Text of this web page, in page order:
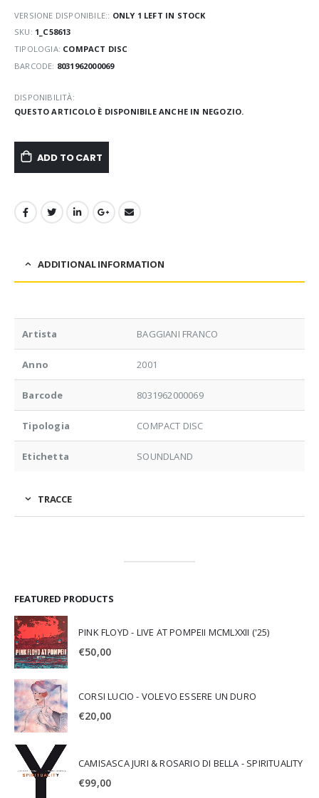
VERSIONE DISPONIBILE:: ONLY 1 LEFT IN STOCK
SKU: 1_C58613
TIPOLOGIA: COMPACT DISC
BARCODE: 8031962000069
DISPONIBILITÀ:
QUESTO ARTICOLO È DISPONIBILE ANCHE IN NEGOZIO.
ADD TO CART
ADDITIONAL INFORMATION
Artista BAGGIANI FRANCO
Anno 2001
Barcode 8031962000069
Tipologia COMPACT DISC
Etichetta SOUNDLAND
TRACCE
FEATURED PRODUCTS
PINK FLOYD - LIVE AT POMPEII MCMLXXII ('25)
€50,00
CORSI LUCIO - VOLEVO ESSERE UN DURO
€20,00
CAMISASCA JURI & ROSARIO DI BELLA - SPIRITUALITY
€99,00